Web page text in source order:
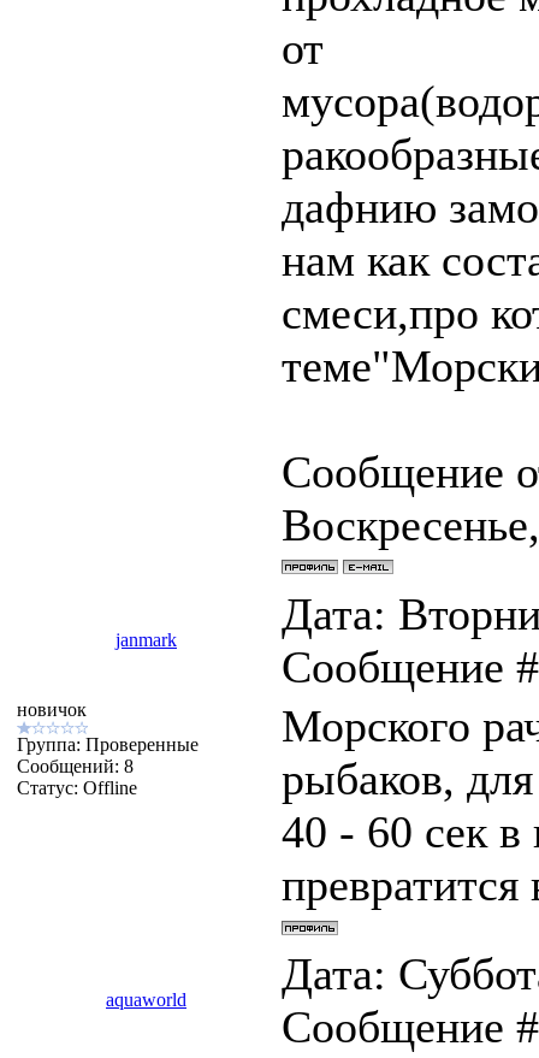
от
дафнию
нам как
смеси,про
Сообщение
janmark
Дата:
Сообщение
новичок
Группа: Проверенные
Сообщений: 8
Статус: Offline
Морского
рыбаков,
40 - 60 сек в
превратится
aquaworld
Дата:
Сообщение